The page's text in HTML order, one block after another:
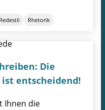
Redestil Rhetorik
Die
entscheidend!
Ihnen die